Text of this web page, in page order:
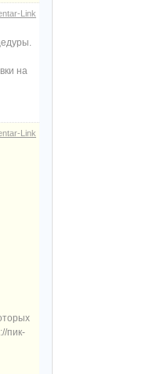
Link
на
Link
пик-